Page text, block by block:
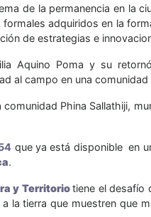
de la permanencia en la
adquiridos en la
de estrategias e
Aquino Poma y su
al campo en una comunidad
Phina Sallathiji,
que ya está disponible en
.
y Territorio tiene el desafío
la tierra que muestren que